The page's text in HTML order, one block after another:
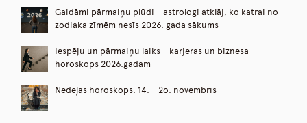
Gaidāmi pārmaiņu plūdi – astrologi atklāj, ko katrai no
zodiaka zīmēm nesīs 2026. gada sākums
Iespēju un pārmaiņu laiks – karjeras un biznesa
horoskops 2026.gadam
Nedēļas horoskops: 14. – 2o. novembris